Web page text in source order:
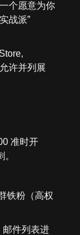
个愿意为你
战派”
许并列展
准时开
铁粉（高权
邮件列表进